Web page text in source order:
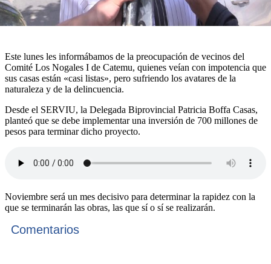
Este lunes les informábamos de la preocupación de vecinos del
Comité Los Nogales I de Catemu, quienes veían con impotencia que
sus casas están «casi listas», pero sufriendo los avatares de la
naturaleza y de la delincuencia.
Desde el SERVIU, la Delegada Biprovincial Patricia Boffa Casas,
planteó que se debe implementar una inversión de 700 millones de
pesos para terminar dicho proyecto.
Noviembre será un mes decisivo para determinar la rapidez con la
que se terminarán las obras, las que sí o sí se realizarán.
Comentarios